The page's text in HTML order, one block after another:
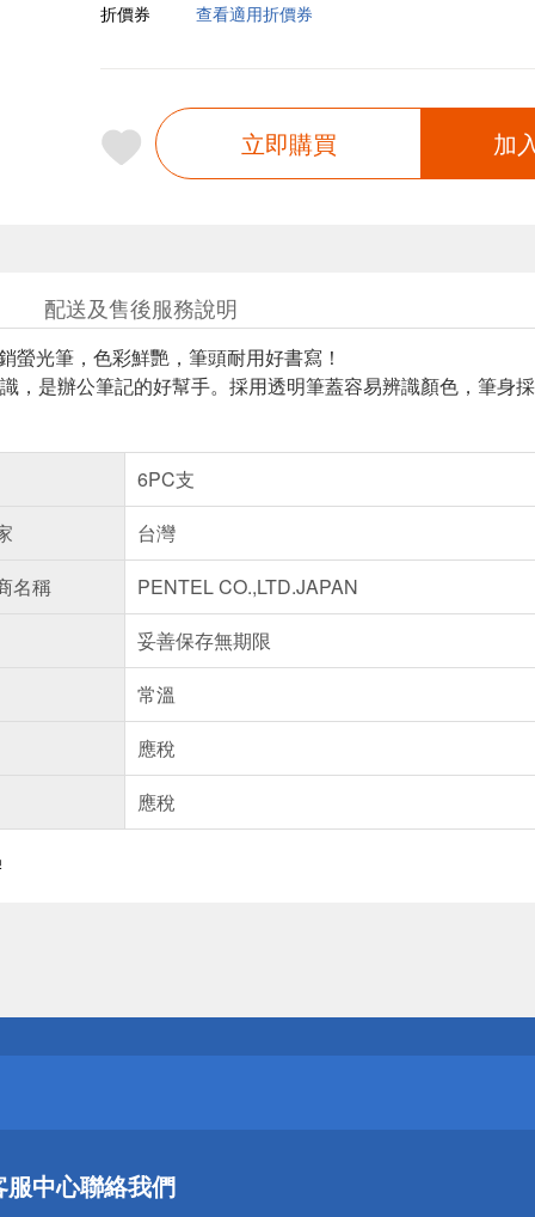
折價券
查看適用折價券
立即購買 加
配送及售後服務說明
螢光筆，色彩鮮艷，筆頭耐用好書寫！
，是辦公筆記的好幫手。採用透明筆蓋容易辨識顏色，筆身
6PC支
台灣
名稱
PENTEL CO.,LTD.JAPAN
妥善保存無期限
常溫
應稅
應稅
小心！
小心！
服中心聯絡我們